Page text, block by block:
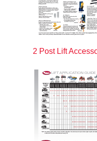
2 Post Lift